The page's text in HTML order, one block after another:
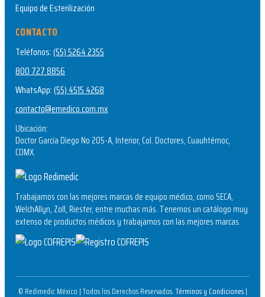
Equipo de Esterilización
CONTACTO
Teléfonos:(55) 5264 2355
800 727 8856
WhatsApp:(55) 4515 4268
contacto@emedico.com.mx
Ubicación:
Doctor García Diego No 205-A, Interior, Col. Doctores, Cuauhtémoc,
CDMX.
Trabajamos con las mejores marcas de equipo médico, como SECA,
WelchAllyn, Zoll, Riester, entre muchas más. Tenemos un catálogo muy
extenso de productos médicos y trabajamos con las mejores marcas.
© Redimedic México | Todos los Derechos Reservados.Términos y Condiciones|